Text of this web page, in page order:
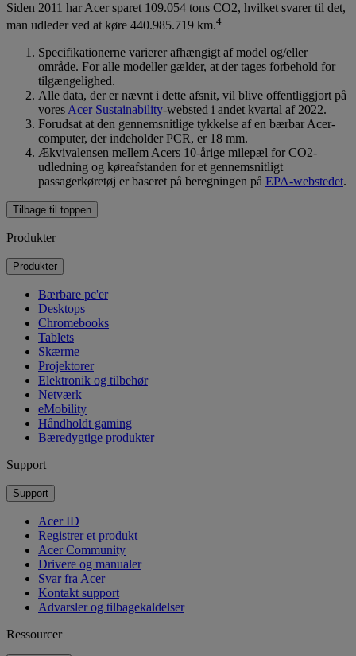
Siden 2011 har Acer sparet 109.054 tons CO2, hvilket svarer til det,
man udleder ved at køre 440.985.719 km.4
Specifikationerne varierer afhængigt af model og/eller
område. For alle modeller gælder, at der tages forbehold for
tilgængelighed.
Alle data, der er nævnt i dette afsnit, vil blive offentliggjort på
voresAcer Sustainability-websted i andet kvartal af 2022.
Forudsat at den gennemsnitlige tykkelse af en bærbar Acer-
computer, der indeholder PCR, er 18 mm.
Ækvivalensen mellem Acers 10-årige milepæl for CO2-
udledning og køreafstanden for et gennemsnitligt
passagerkøretøj er baseret på beregningen på EPA-webstedet.
Tilbage til toppen
Produkter
Produkter
Bærbare pc'er
Desktops
Chromebooks
Tablets
Skærme
Projektorer
Elektronik og tilbehør
Netværk
eMobility
Håndholdt gaming
Bæredygtige produkter
Support
Support
Acer ID
Registrer et produkt
Acer Community
Drivere og manualer
Svar fra Acer
Kontakt support
Advarsler og tilbagekaldelser
Ressourcer